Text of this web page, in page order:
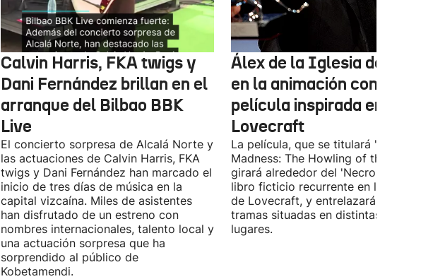
Calvin Harris, FKA twigs y
Dani Fernández brillan en el
arranque del Bilbao BBK
Live
El concierto sorpresa de Alcalá Norte y
las actuaciones de Calvin Harris, FKA
twigs y Dani Fernández han marcado el
inicio de tres días de música en la
capital vizcaína. Miles de asistentes
han disfrutado de un estreno con
nombres internacionales, talento local y
una actuación sorpresa que ha
sorprendido al público de
Kobetamendi.
Álex de la Iglesia debutará
en la animación con una
película inspirada en
Lovecraft
La película, que se titulará 'Ages of
Madness: The Howling of the Jinn',
girará alrededor del 'Necronomicón',
libro ficticio recurrente en los relatos
de Lovecraft, y entrelazará varias
tramas situadas en distintas épocas y
lugares.